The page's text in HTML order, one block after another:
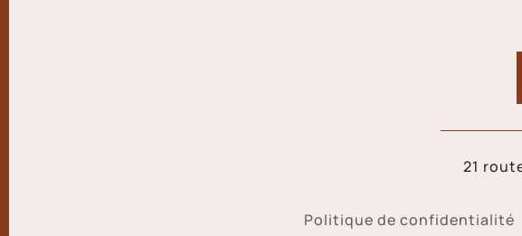
21
Politique de confidentialité